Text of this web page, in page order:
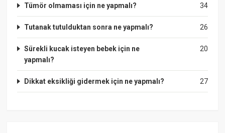
34
Tümör olmaması için ne yapmalı?
26
Tutanak tutulduktan sonra ne yapmalı?
20
Sürekli kucak isteyen bebek için ne
yapmalı?
27
Dikkat eksikliği gidermek için ne yapmalı?